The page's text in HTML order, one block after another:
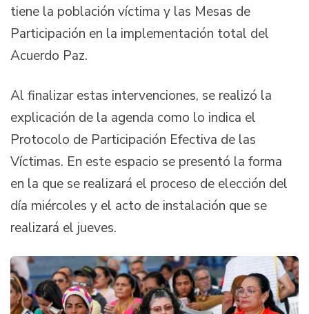
tiene la población víctima y las Mesas de
Participación en la implementación total del
Acuerdo Paz.
Al finalizar estas intervenciones, se realizó la
explicación de la agenda como lo indica el
Protocolo de Participación Efectiva de las
Víctimas. En este espacio se presentó la forma
en la que se realizará el proceso de elección del
día miércoles y el acto de instalación que se
realizará el jueves.